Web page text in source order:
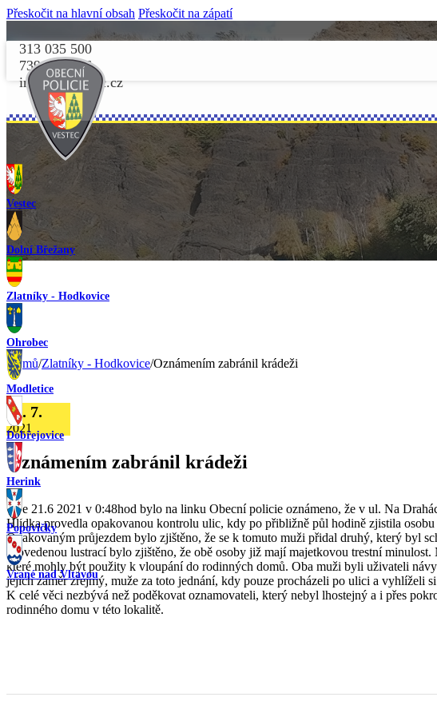
Přeskočit na hlavní obsah Přeskočit na zápatí
313 035 500
739 156 156
info@opvestec.cz
Vestec
Dolní Břežany
Zlatníky - Hodkovice
Ohrobec
Modletice
Dobřejovice
Herink
Popovičky
Vrané nad Vltavou
Domů/Zlatníky - Hodkovice/Oznámením zabránil krádeži
30. 7.
2021
Oznámením zabránil krádeži
Dne 21.6 2021 v 0:48hod bylo na linku Obecní policie oznámeno, že v ul. Na
Hlídka provedla opakovanou kontrolu ulic, kdy po přibližně půl hodině zjistila
Opakovaným průjezdem bylo zjištěno, že se k tomuto muži přidal druhý, který byl
Provedenou lustrací bylo zjištěno, že obě osoby již mají majetkovou trestní
které mohly být použity k vloupání do rodinných domů. Oba muži byli uživateli
jejich záměr zřejmý, muže za toto jednání, kdy pouze procházeli po ulici a vyhlíželi
K celé věci nezbývá než poděkovat oznamovateli, který nebyl lhostejný a i přes
rodinného domu v této lokalitě.